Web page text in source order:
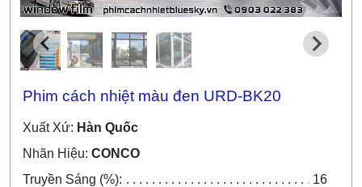
Phim cách nhiệt màu đen URD-BK20
Xuất Xứ: Hàn Quốc
Nhãn Hiệu: CONCO
Truyền Sáng (%):
16